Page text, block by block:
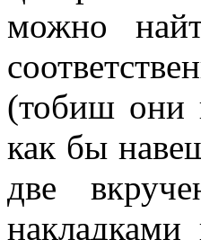
можно
(тобиш они
как бы
две